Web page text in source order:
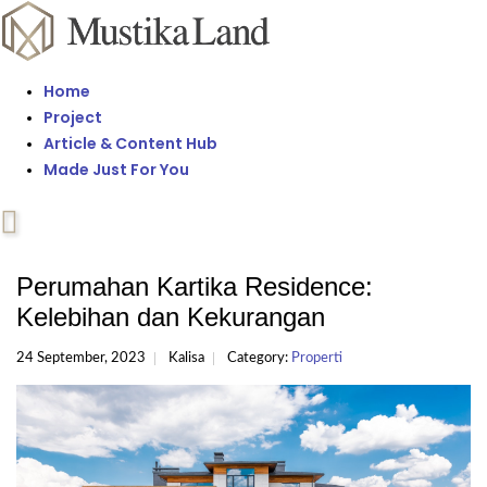
Home
Project
Article & Content Hub
Made Just For You
Perumahan Kartika Residence:
Kelebihan dan Kekurangan
24 September, 2023 Kalisa Category: Properti